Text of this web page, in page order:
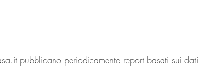
pubblicano periodicamente report basati sui dati